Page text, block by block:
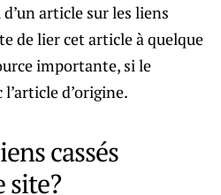
article sur les liens
de lier cet article à quelque
importante, si le
d’origine.
cassés
site?